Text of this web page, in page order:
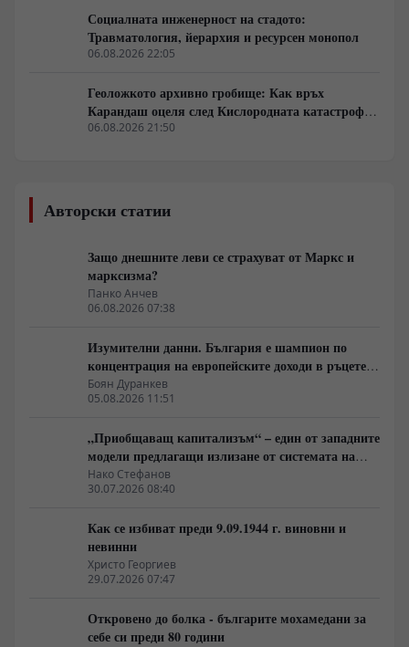
Социалната инженерност на стадото:
Травматология, йерархия и ресурсен монопол
06.08.2026 22:05
Геоложкото архивно гробище: Как връх
Карандаш оцеля след Кислородната катастрофа
без органична матрица
06.08.2026 21:50
Авторски статии
Защо днешните леви се страхуват от Маркс и
марксизма?
Панко Анчев
06.08.2026 07:38
Изумителни данни. България е шампион по
концентрация на европейските доходи в ръцете
на най-богатия 1%, надминава и САЩ
Боян Дуранкев
05.08.2026 11:51
„Приобщаващ капитализъм“ – един от западните
модели предлагащи излизане от системата на
неолиберализма
Нако Стефанов
30.07.2026 08:40
Как се избиват преди 9.09.1944 г. виновни и
невинни
Христо Георгиев
29.07.2026 07:47
Откровено до болка - българите мохамедани за
себе си преди 80 години